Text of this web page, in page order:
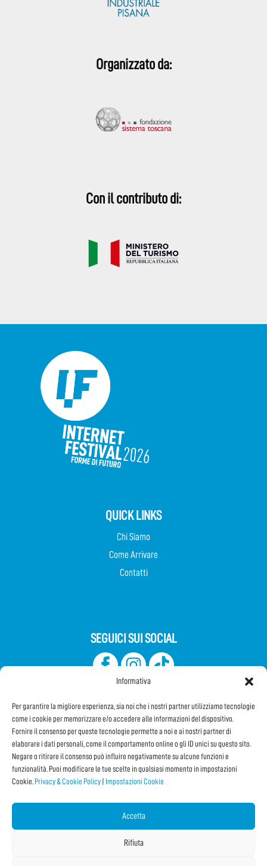
Informativa
Per garantire la migliore esperienza, sia noi che i nostri partner utilizziamo tecnologie
come i cookie per memorizzare e/o accedere alle informazioni del dispositivo.
Fornire il consenso per queste tecnologie permette a noi e ai nostri partner di
elaborare i dati personali, come il comportamento online o gli ID unici su questo sito.
Negare o ritirare il consenso può influire negativamente su alcune funzioni e
funzionalità. Puoi modificare le tue scelte in qualsiasi momento in impostazioni
Cookie. Privacy & Cookie Policy Impostazioni Cookie
Accetta
Rifiuta
Organizzato da:
Con il contributo di:
QUICK LINKS
Chi Siamo
Come Arrivare
Contatti
SEGUICI SUI SOCIAL
Iscriviti alla Newsletter
CONDIVIDI QUESTA PAGINA!
Facebook